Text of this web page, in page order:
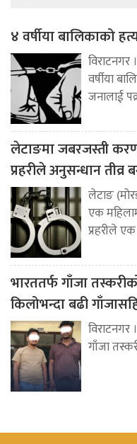
४ वर्षीया बालिकाको
विराटनगर
वर्षीया
जनालाई
लेटाङमा जबरजस्ती
प्रहरीले अनुसन्धान तीव्र
लेटाङ
एक
प्रहरीले
भारततर्फ गाँजा
किलोभन्दा बढी
विराटनगर
गाँजा